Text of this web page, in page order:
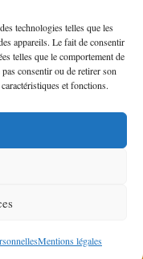
technologies telles que les
appareils. Le fait de consentir
telles que le comportement de
consentir ou de retirer son
et fonctions.
Mentions légales